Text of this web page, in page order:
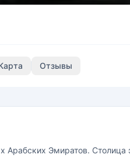
Отзывы
Арабских Эмиратов.